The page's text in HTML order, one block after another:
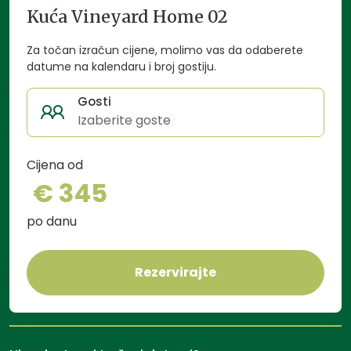
Ako ipak poželite malo gužve, možete posjetiti obližnji
Bjelovar i upoznati jedan od najmlađih gradova u
Hrvatskoj.
Kuća Vineyard Home 02
Za točan izračun cijene, molimo vas da odaberete
datume na kalendaru i broj gostiju.
Gosti
Izaberite goste
Cijena od
€ 345
po danu
Rezervirajte